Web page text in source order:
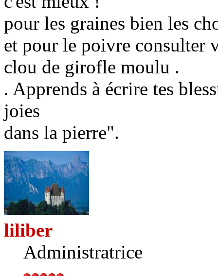
pour les graines bien les
et pour le poivre consulter
clou de girofle moulu .
. Apprends à écrire tes
joies
dans la pierre".
liliber
Administratrice